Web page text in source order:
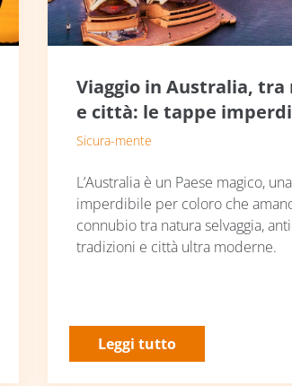
Viaggio in Australia, tra
e città: le tappe
Sicura-mente
L’Australia è un Paese magico,
imperdibile per coloro che
connubio tra natura selvaggia,
tradizioni e città ultra moderne.
Leggi tutto